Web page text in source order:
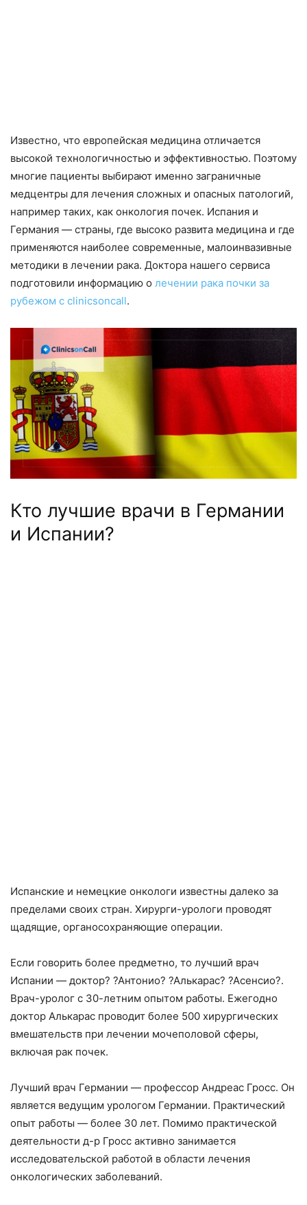
Известно, что европейская медицина отличается
высокой технологичностью и эффективностью. Поэтому
многие пациенты выбирают именно заграничные
медцентры для лечения сложных и опасных патологий,
например таких, как онкология почек. Испания и
Германия — страны, где высоко развита медицина и где
применяются наиболее современные, малоинвазивные
методики в лечении рака. Доктора нашего сервиса
подготовили информацию о лечении рака почки за
рубежом с clinicsoncall.
Кто лучшие врачи в Германии
и Испании?
Испанские и немецкие онкологи известны далеко за
пределами своих стран. Хирурги-урологи проводят
щадящие, органосохраняющие операции.
Если говорить более предметно, то лучший врач
Испании — доктор? ?Антонио? ?Алькарас? ?Асенсио?.
Врач-уролог с 30-летним опытом работы. Ежегодно
доктор Алькарас проводит более 500 хирургических
вмешательств при лечении мочеполовой сферы,
включая рак почек.
Лучший врач Германии — профессор Андреас Гросс. Он
является ведущим урологом Германии. Практический
опыт работы — более 30 лет. Помимо практической
деятельности д-р Гросс активно занимается
исследовательской работой в области лечения
онкологических заболеваний.